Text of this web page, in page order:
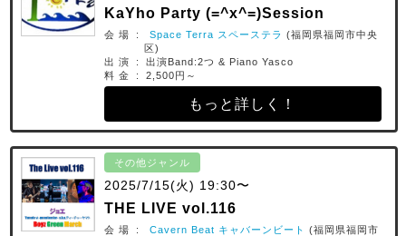
KaYho Party (=^x^=)Session
会 場 : Space Terra スペーステラ (福岡県福岡市中央
区)
出 演 : 出演Band:2つ & Piano Yasco
料 金 : 2,500円～
もっと詳しく！
その他ジャンル
2025/7/15(火) 19:30〜
THE LIVE vol.116
会 場 : Cavern Beat キャバーンビート (福岡県福岡市